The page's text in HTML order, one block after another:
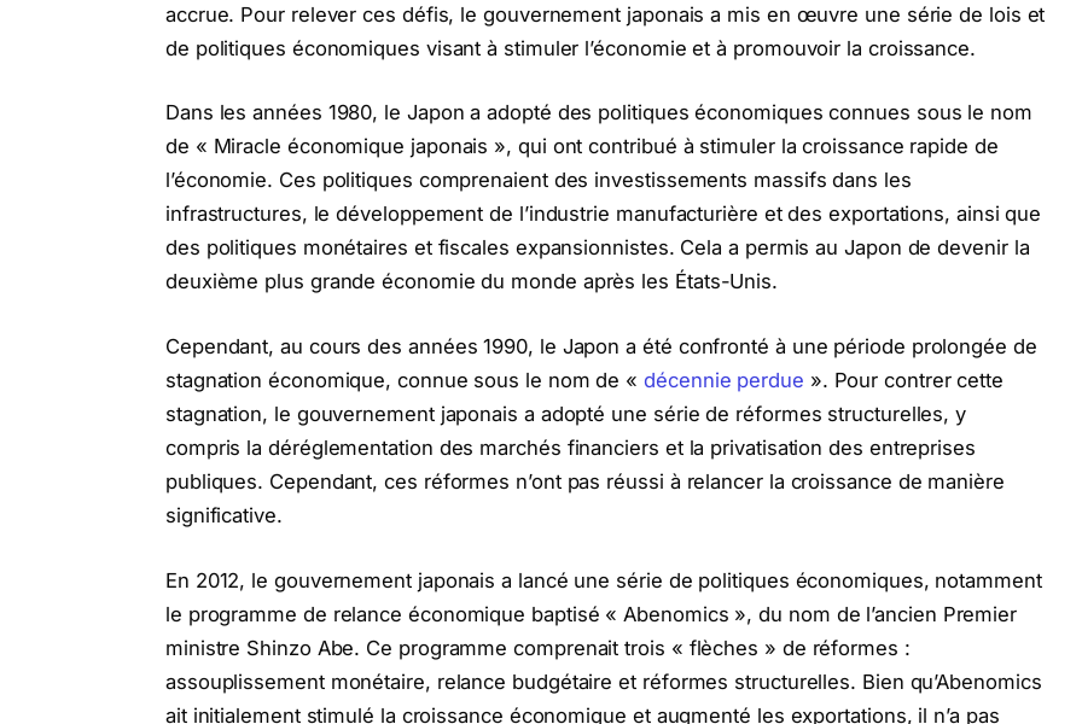
accrue. Pour relever ces défis, le gouvernement japonais a mis en œuvre une série de lois et
de politiques économiques visant à stimuler l’économie et à promouvoir la croissance.
Dans les années 1980, le Japon a adopté des politiques économiques connues sous le nom
de « Miracle économique japonais », qui ont contribué à stimuler la croissance rapide de
l’économie. Ces politiques comprenaient des investissements massifs dans les
infrastructures, le développement de l’industrie manufacturière et des exportations, ainsi que
des politiques monétaires et fiscales expansionnistes. Cela a permis au Japon de devenir la
deuxième plus grande économie du monde après les États-Unis.
Cependant, au cours des années 1990, le Japon a été confronté à une période prolongée de
stagnation économique, connue sous le nom de «décennie perdue ». Pour contrer cette
stagnation, le gouvernement japonais a adopté une série de réformes structurelles, y
compris la déréglementation des marchés financiers et la privatisation des entreprises
publiques. Cependant, ces réformes n’ont pas réussi à relancer la croissance de manière
significative.
En 2012, le gouvernement japonais a lancé une série de politiques économiques, notamment
le programme de relance économique baptisé « Abenomics », du nom de l’ancien Premier
ministre Shinzo Abe. Ce programme comprenait trois « flèches » de réformes :
assouplissement monétaire, relance budgétaire et réformes structurelles. Bien qu’Abenomics
ait initialement stimulé la croissance économique et augmenté les exportations, il n’a pas